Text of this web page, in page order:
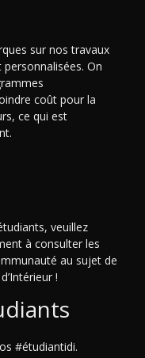
sur nos travaux
On
coût pour la
ce qui est
veuillez
à consulter les
au sujet de
!
#étudiantidi.